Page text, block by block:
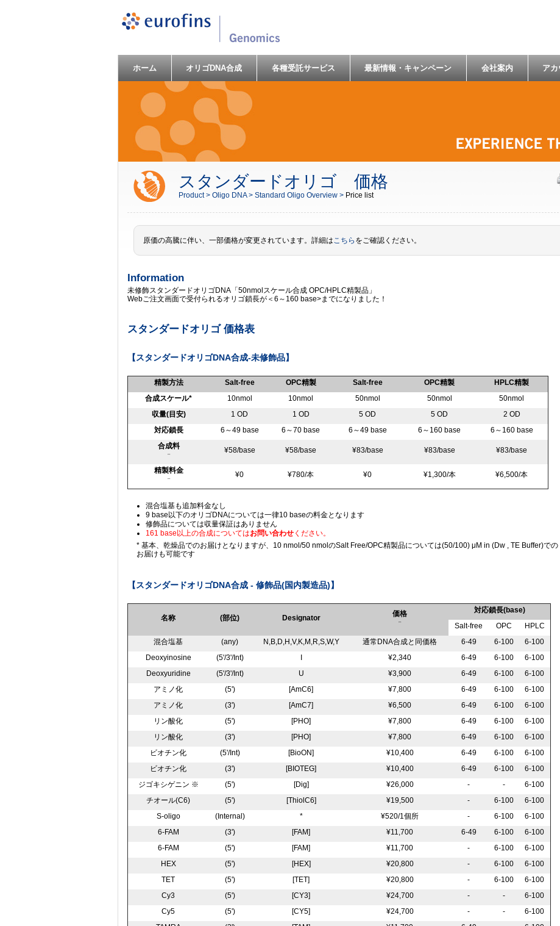
ホーム オリゴDNA合成 各種受託サービス 最新情報・キャンペーン 会社案内 アカ
スタンダードオリゴ 価格
Product > Oligo DNA > Standard Oligo Overview > Price list
原価の高騰に伴い、一部価格が変更されています。詳細はこちら をご確認ください。
Information
未修飾スタンダードオリゴDNA「50nmolスケール合成 OPC/HPLC精製品」
Webご注文画面で受付られるオリゴ鎖長が＜6～160 base>までになりました！
スタンダードオリゴ 価格表
【スタンダードオリゴDNA合成-未修飾品】
精製方法 Salt-free OPC精製 Salt-free OPC精製
HPLC精製
合成スケール*
10nmol 10nmol 50nmol 50nmol
50nmol
収量(目安)
1 OD 1 OD 5 OD 5 OD
2 OD
対応鎖長
6～49 base 6～70 base 6～49 base 6～160 base
6～160 base
合成料
¥58/base ¥58/base ¥83/base ¥83/base ¥83/base
精製料金 ¥0 ¥780/本 ¥0 ¥1,300/本 ¥6,500/本
混合塩基も追加料金なし
9 base以下のオリゴDNAについては一律10 baseの料金となります
修飾品については収量保証はありません
161 base以上の合成についてはお問い合わせ ください。
* 基本、乾燥品でのお届けとなりますが、10 nmol/50 nmolのSalt Free/OPC精製品については(50/100) μM in (Dw , TE Buffer)での
お届けも可能です
【スタンダードオリゴDNA合成 - 修飾品(国内製造品)】
名称 (部位) Designator 価格
対応鎖長(base)
Salt-free
OPC
HPLC
混合塩基
(any) N,B,D,H,V,K,M,R,S,W,Y 通常DNA合成と同価格 6-49 6-100
6-100
Deoxyinosine
(5'/3'/Int) I ¥2,340 6-49 6-100
6-100
Deoxyuridine
(5'/3'/Int) U ¥3,900 6-49 6-100
6-100
アミノ化
(5') [AmC6] ¥7,800 6-49 6-100
6-100
アミノ化
(3') [AmC7] ¥6,500 6-49 6-100
6-100
リン酸化
(5') [PHO] ¥7,800 6-49 6-100
6-100
リン酸化
(3') [PHO] ¥7,800 6-49 6-100
6-100
ビオチン化
(5'/Int) [BioON] ¥10,400 6-49 6-100
6-100
ビオチン化
(3') [BIOTEG] ¥10,400 6-49 6-100
6-100
ジゴキシゲニン ※
(5') [Dig] ¥26,000 - -
6-100
チオール(C6)
(5') [ThiolC6] ¥19,500 - 6-100
6-100
S-oligo
(Internal) * ¥520/1個所 - 6-100
6-100
6-FAM
(3') [FAM] ¥11,700 6-49 6-100
6-100
6-FAM
(5') [FAM] ¥11,700 - 6-100
6-100
HEX
(5') [HEX] ¥20,800 - 6-100
6-100
TET
(5') [TET] ¥20,800 - 6-100
6-100
Cy3
(5') [CY3] ¥24,700 - -
6-100
Cy5
(5') [CY5] ¥24,700 - -
6-100